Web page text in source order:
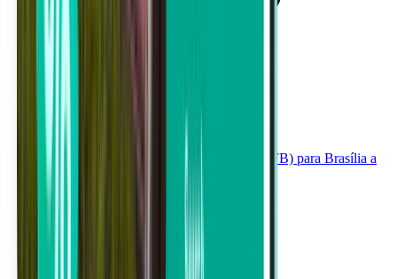
Aeroporto Internacional de Cabo Frio (CFB) para Brasília a
partir de 157 €